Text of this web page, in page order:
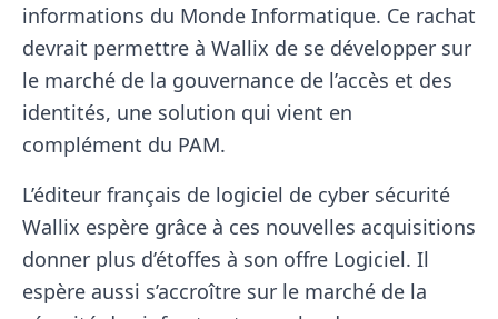
informations du Monde Informatique. Ce rachat
devrait permettre à Wallix de se développer sur
le marché de la gouvernance de l’accès et des
identités, une solution qui vient en
complément du PAM.
L’éditeur français de logiciel de cyber sécurité
Wallix espère grâce à ces nouvelles acquisitions
donner plus d’étoffes à son offre Logiciel. Il
espère aussi s’accroître sur le marché de la